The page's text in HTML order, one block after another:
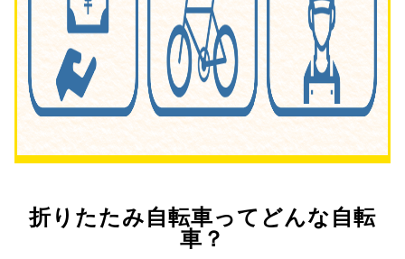
折りたたみ自転車ってどんな自転
車？